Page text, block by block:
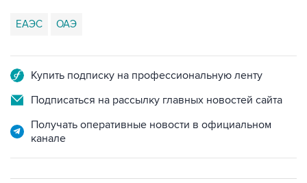
ЕАЭС ОАЭ
Купить подписку на профессиональную ленту
Подписаться на рассылку главных новостей сайта
Получать оперативные новости в официальном
канале